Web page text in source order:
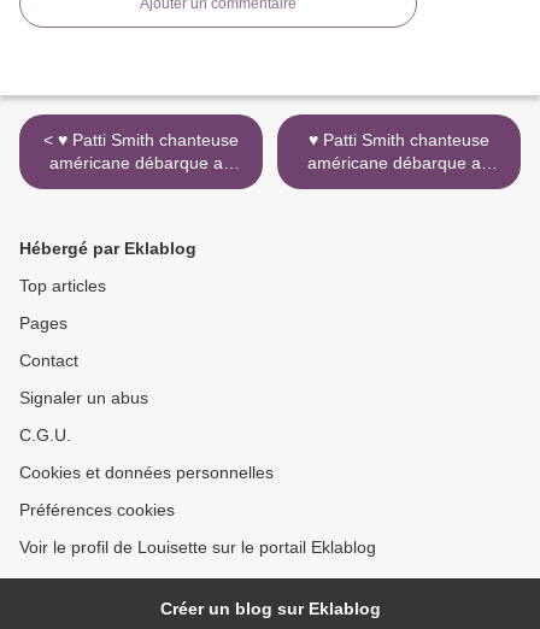
Ajouter un commentaire
< ♥ Patti Smith chanteuse
américane débarque au
BAM Mons « Verlaine,
♥ Patti Smith chanteuse
américane débarque au
BAM Mons « Verlaine,
Hébergé par Eklablog
Top articles
Pages
Contact
Signaler un abus
C.G.U.
Cookies et données personnelles
Préférences cookies
Voir le profil de Louisette sur le portail Eklablog
Créer un blog sur Eklablog